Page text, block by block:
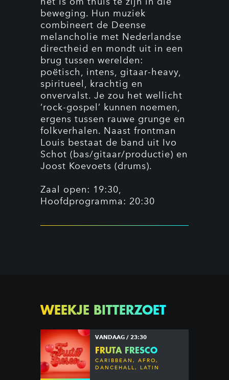
beweging. Hun muziek
combineert de Deense
melancholie met Nederlandse
directheid en mondt uit in een
brug tussen werelden:
poëtisch, intens, gitaar-heavy,
spiritueel, krachtig en
onvervalst. Je zou het wellicht
‘rock-gospel’ kunnen noemen,
ergens tussen rauwe grunge en
folkverhalen. Naast frontman
Louis bestaat de band uit Ivo
Schot (bas/gitaar/productie) en
Joost Koevoets (drums).
Zaal open: 19:30,
Hoofdprogramma: 20:30
WEEKJE BITTERZOET
VANDAAG / 23:30
FRUTA FRESCO
CARIBBEAN, AFRO,
DANCEHALL, LATIN